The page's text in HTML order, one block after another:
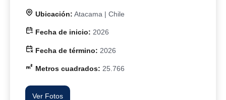
Ubicación: Atacama | Chile
Fecha de inicio: 2026
Fecha de término: 2026
Metros cuadrados: 25.766
Ver Fotos